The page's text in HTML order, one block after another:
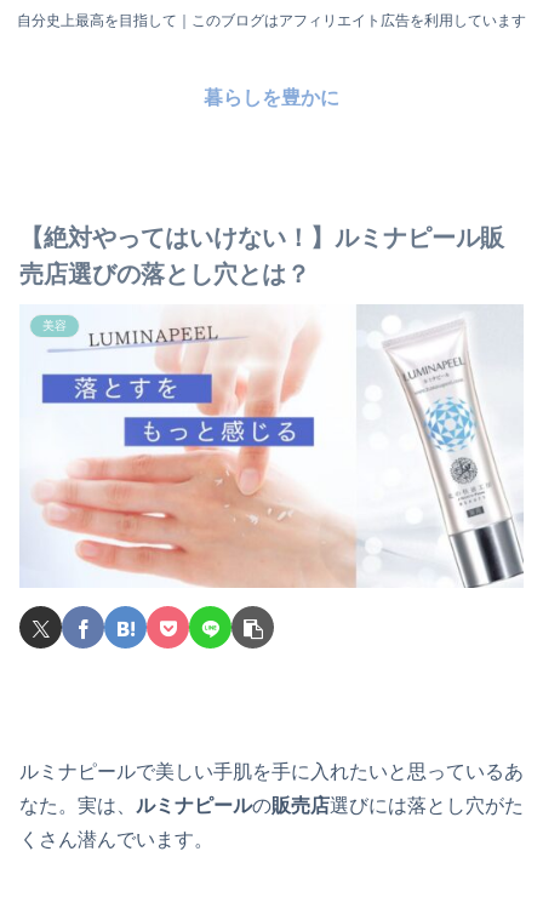
自分史上最高を目指して｜このブログはアフィリエイト広告を利用しています
暮らしを豊かに
【絶対やってはいけない！】ルミナピール販
売店選びの落とし穴とは？
美容
ルミナピールで美しい手肌を手に入れたいと思っているあ
なた。実は、 ルミナピールの販売店選びには落とし穴がた
くさん潜んでいます。